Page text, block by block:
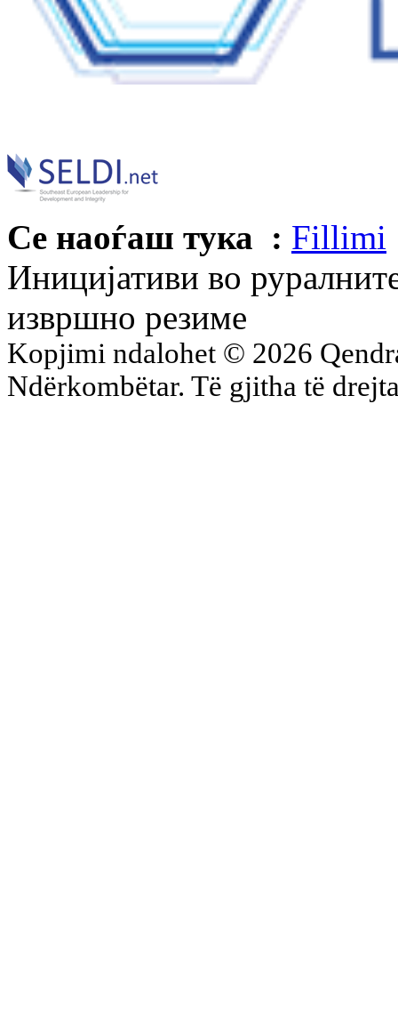
Се наоѓаш тука : Fillimi
Иницијативи во
извршно резиме
Kopjimi ndalohet © 2026
Ndërkombëtar. Të gjitha të